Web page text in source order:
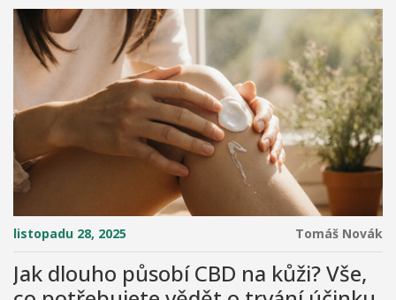
listopadu 28, 2025 Tomáš Novák
Jak dlouho působí CBD na kůži? Vše,